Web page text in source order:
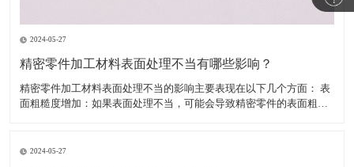
2024-05-27
精密零件加工材料表面处理不当有哪些影响？
精密零件加工材料表面处理不当的影响主要表现在以下几个方面： 表
面粗糙度增加：如果表面处理不当，可能会导致精密零件的表面粗糙
蚀。表面腐蚀会导致零件的外观和性能受损，甚至可能使其无法
2024-05-27